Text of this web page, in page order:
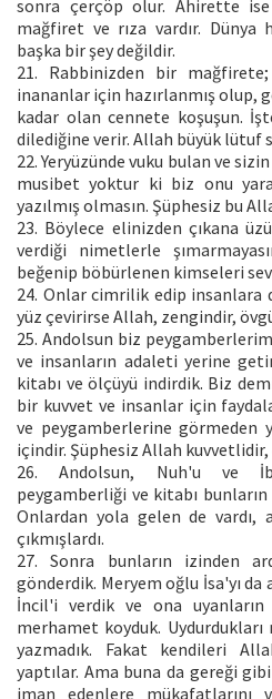
sonra çerçöp olur. Ahirette
mağfiret ve rıza vardır. Dünya
başka bir şey değildir.
21. Rabbinizden bir
inananlar için hazırlanmış olup,
kadar olan cennete koşuşun.
dilediğine verir. Allah büyük lütuf
22. Yeryüzünde vuku bulan ve
musibet yoktur ki biz onu
yazılmış olmasın. Şüphesiz bu
23. Böylece elinizden çıkana
verdiği nimetlerle
beğenip böbürlenen kimseleri
24. Onlar cimrilik edip insanlara
yüz çevirirse Allah, zengindir,
25. Andolsun biz
ve insanların adaleti yerine
kitabı ve ölçüyü indirdik. Biz
bir kuvvet ve insanlar için
ve peygamberlerine görmeden
içindir. Şüphesiz Allah
26. Andolsun, Nuh'u ve
peygamberliği ve kitabı
Onlardan yola gelen de vardı,
çıkmışlardı.
27. Sonra bunların izinden
gönderdik. Meryem oğlu İsa'yı
İncil'i verdik ve ona
merhamet koyduk.
yazmadık. Fakat kendileri
yaptılar. Ama buna da gereği
iman edenlere mükafatlarını